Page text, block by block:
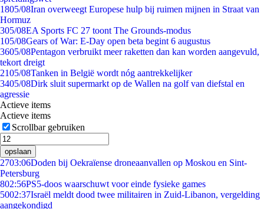
1805/08Iran overweegt Europese hulp bij ruimen mijnen in Straat van
Hormuz
305/08EA Sports FC 27 toont The Grounds-modus
105/08Gears of War: E-Day open beta begint 6 augustus
3605/08Pentagon verbruikt meer raketten dan kan worden aangevuld,
tekort dreigt
2105/08Tanken in België wordt nóg aantrekkelijker
3405/08Dirk sluit supermarkt op de Wallen na golf van diefstal en
agressie
Actieve items
Actieve items
Scrollbar gebruiken
opslaan
2703:06Doden bij Oekraïense droneaanvallen op Moskou en Sint-
Petersburg
802:56PS5-doos waarschuwt voor einde fysieke games
5002:37Israël meldt dood twee militairen in Zuid-Libanon, vergelding
aangekondigd